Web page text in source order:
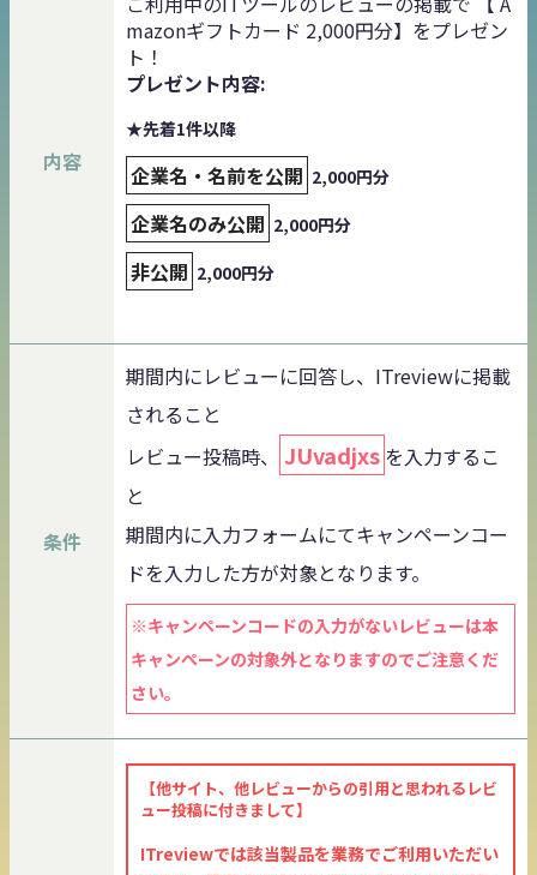
内容
mazonギフトカード 2,000円分】をプレゼン
ト！
プレゼント内容:
★先着1件以降
企業名・名前を公開 2,000円分
企業名のみ公開 2,000円分
非公開 2,000円分
条件
期間内にレビューに回答し、ITreviewに掲載
されること
レビュー投稿時、
JUvadjxs を入力するこ
と
期間内に入力フォームにてキャンペーンコー
ドを入力した方が対象となります。
※キャンペーンコードの入力がないレビューは本
キャンペーンの対象外となりますのでご注意くだ
さい。
【他サイト、他レビューからの引用と思われるレビ
ュー投稿に付きまして】
ITreviewでは該当製品を業務でご利用いただい